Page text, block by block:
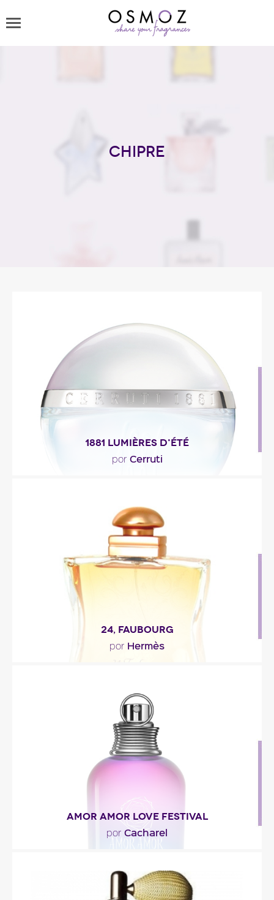
Chipre
1881 LUMIÈRES D'ÉTÉ
por Cerruti
de 1881 para mujer. En la cabeza los cítricos..."
Descripción del perfume
24, FAUBOURG
por Hermès
bergamota y naranja.Es radiante como un sol de..."
Descripción del perfume
AMOR AMOR LOVE FESTIVAL
por Cacharel